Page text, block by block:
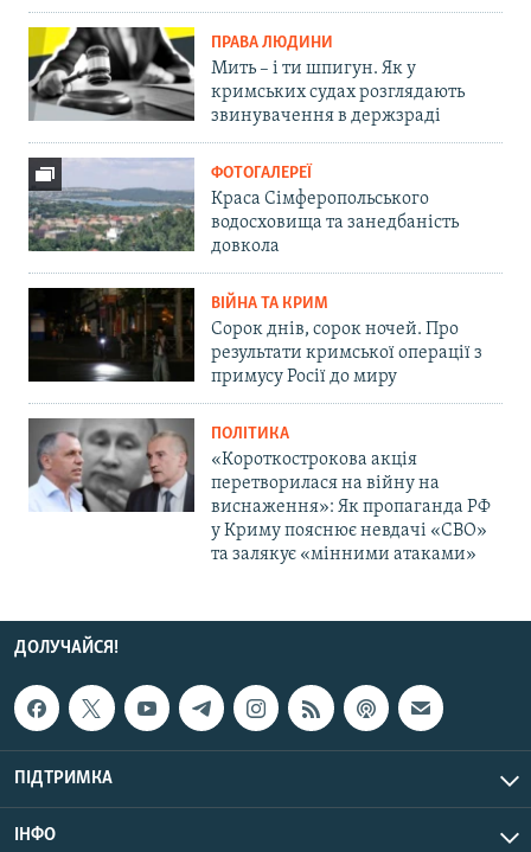
ПРАВА ЛЮДИНИ
Мить – і ти шпигун. Як у
кримських судах розглядають
звинувачення в держзраді
ФОТОГАЛЕРЕЇ
Краса Сімферопольського
водосховища та занедбаність
довкола
ВІЙНА ТА КРИМ
Сорок днів, сорок ночей. Про
результати кримської операції з
примусу Росії до миру
ПОЛІТИКА
«Короткострокова акція
перетворилася на війну на
виснаження»: Як пропаганда РФ
у Криму пояснює невдачі «СВО»
та залякує «мінними атаками»
ДОЛУЧАЙСЯ!
ПІДТРИМКА
ІНФО